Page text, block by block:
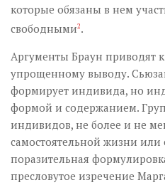
которые обязаны в нем
свободными2.
Аргументы Браун приводят
упрощенному выводу.
формирует индивида, но
формой и содержанием.
индивидов, не более и не
самостоятельной жизни или
поразительная
пресловутое изречение